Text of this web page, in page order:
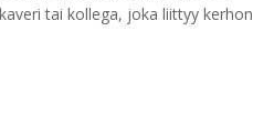
tai kollega, joka liittyy kerhon